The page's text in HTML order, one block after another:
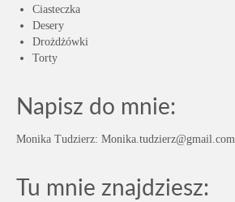
Ciasteczka
Desery
Drożdżówki
Torty
Napisz do mnie:
Monika Tudzierz: Monika.tudzierz@gmail.com
Tu mnie znajdziesz: